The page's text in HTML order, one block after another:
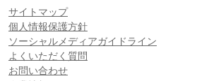
サイトマップ
個人情報保護方針
ソーシャルメディアガイドライン
よくいただく質問
お問い合わせ